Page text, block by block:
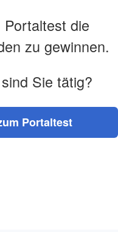
die
zu gewinnen.
Sie tätig?
Portaltest